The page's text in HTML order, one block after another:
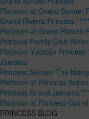
Platinum at Grand Sunset
Grand Riviera Princess *****
Platinum at Grand Riviera
Princess Family Club
Platinum Yucatán Princess
Jamaica
Princess Senses The
Platinum at Princess
Princess Grand Jamaica
Platinum at Princess
PRINCESS BLOG